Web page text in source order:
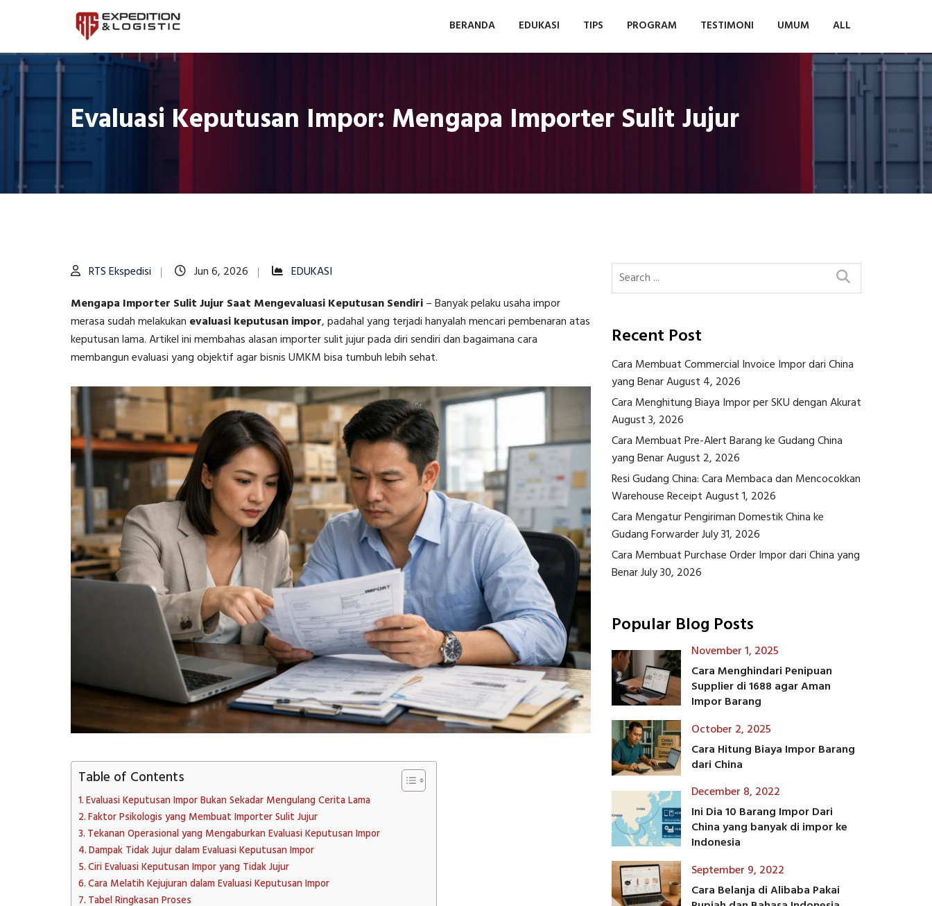
BERANDA EDUKASI TIPS PROGRAM TESTIMONI UMUM ALL
Evaluasi Keputusan Impor: Mengapa Importer Sulit Jujur
RTS Ekspedisi Jun 6, 2026
EDUKASI
Mengapa Importer Sulit Jujur Saat Mengevaluasi Keputusan Sendiri–Banyak pelaku usaha impor
merasa sudah melakukan evaluasi keputusan impor, padahal yang terjadi hanyalah mencari pembenaran atas
keputusan lama. Artikel ini membahas alasan importer sulit jujur pada diri sendiri dan bagaimana cara
membangun evaluasi yang objektif agar bisnis UMKM bisa tumbuh lebih sehat.
Table of Contents
Evaluasi Keputusan Impor Bukan Sekadar Mengulang Cerita Lama
Faktor Psikologis yang Membuat Importer Sulit Jujur
Tekanan Operasional yang Mengaburkan Evaluasi Keputusan Impor
Dampak Tidak Jujur dalam Evaluasi Keputusan Impor
Ciri Evaluasi Keputusan Impor yang Tidak Jujur
Cara Melatih Kejujuran dalam Evaluasi Keputusan Impor
Tabel Ringkasan Proses
Recent Post
Cara Membuat Commercial Invoice Impor dari China
yang BenarAugust 4, 2026
Cara Menghitung Biaya Impor per SKU dengan Akurat
August 3, 2026
Cara Membuat Pre-Alert Barang ke Gudang China
yang BenarAugust 2, 2026
Resi Gudang China: Cara Membaca dan Mencocokkan
Warehouse ReceiptAugust 1, 2026
Cara Mengatur Pengiriman Domestik China ke
Gudang ForwarderJuly 31, 2026
Cara Membuat Purchase Order Impor dari China yang
BenarJuly 30, 2026
Popular Blog Posts
November 1, 2025
Cara Menghindari Penipuan
Supplier di 1688 agar Aman
Impor Barang
October 2, 2025
Cara Hitung Biaya Impor Barang
dari China
December 8, 2022
Ini Dia 10 Barang Impor Dari
China yang banyak di impor ke
Indonesia
September 9, 2022
Cara Belanja di Alibaba Pakai